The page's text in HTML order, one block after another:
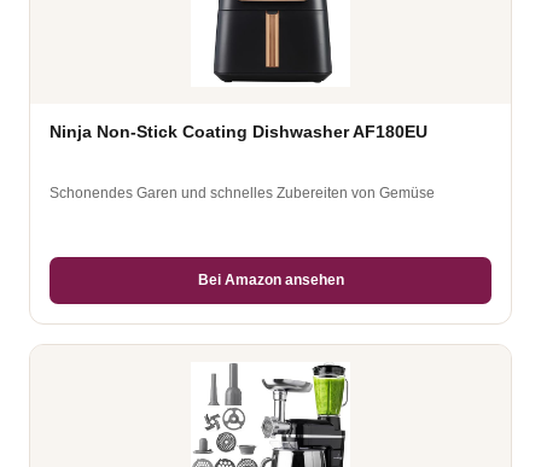
Ninja Non-Stick Coating Dishwasher AF180EU
Schonendes Garen und schnelles Zubereiten von Gemüse
Bei Amazon ansehen